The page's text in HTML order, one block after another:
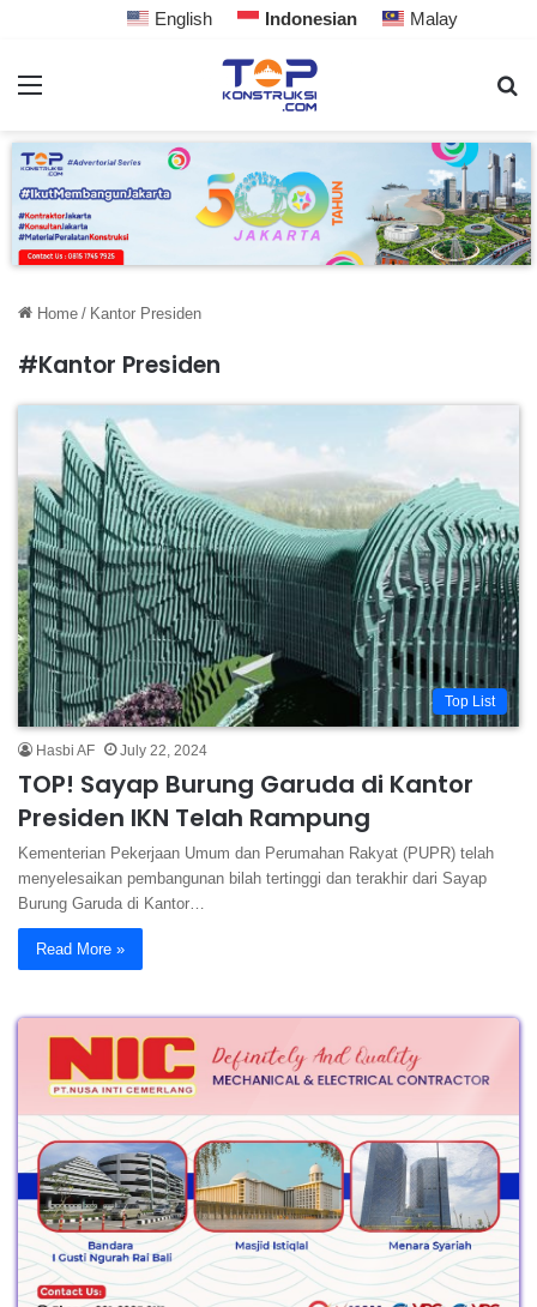
English Indonesian Malay
Home / Kantor Presiden
#Kantor Presiden
Top List
Hasbi AF July 22, 2024
TOP! Sayap Burung Garuda di Kantor
Presiden IKN Telah Rampung
Kementerian Pekerjaan Umum dan Perumahan Rakyat (PUPR) telah
menyelesaikan pembangunan bilah tertinggi dan terakhir dari Sayap
Burung Garuda di Kantor…
Read More »